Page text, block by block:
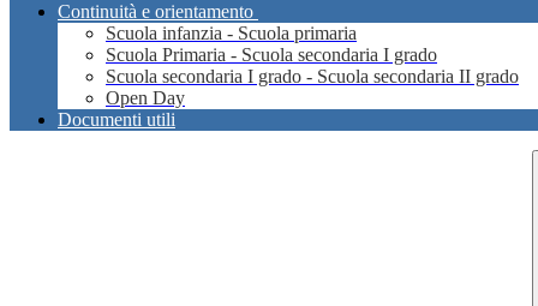
Continuità e orientamento
Scuola infanzia - Scuola primaria
Scuola Primaria - Scuola secondaria I grado
Scuola secondaria I grado - Scuola secondaria II grado
Open Day
Documenti utili